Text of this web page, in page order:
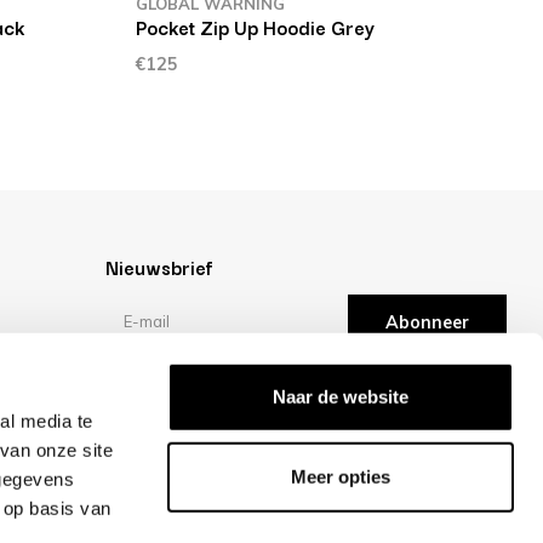
media te
onze site
basis van
Naar de website
Meer opties
Pocket Zip Up Hoodie Grey
€125
Nieuwsbrief
Abonneer
/10 -